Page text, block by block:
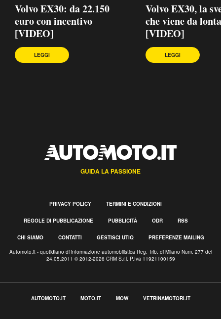
Volvo EX30: da 22.150
euro con incentivo
[VIDEO]
LEGGI
Volvo EX30, la
che viene da
[VIDEO]
LEGGI
GUIDA LA PASSIONE
PRIVACY POLICY TERMINI E CONDIZIONI
REGOLE DI PUBBLICAZIONE PUBBLICITÀ ODR RSS
CHI SIAMO CONTATTI GESTISCI UTIQ PREFERENZE MAILING
Automoto.it - quotidiano di informazione automobilistica Reg. Trib. di Milano Num. 277 del
24.05.2011 © 2012-2026 CRM S.r.l. P.Iva 11921100159
AUTOMOTO.IT MOTO.IT MOW VETRINAMOTORI.IT